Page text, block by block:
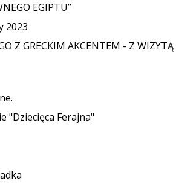
EGIPTU”
2023
Z GRECKIM AKCENTEM - Z
"Dziecięca Ferajna"